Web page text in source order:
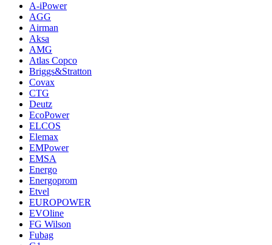
A-iPower
AGG
Airman
Aksa
AMG
Atlas Copco
Briggs&Stratton
Covax
CTG
Deutz
EcoPower
ELCOS
Elemax
EMPower
EMSA
Energo
Energoprom
Etvel
EUROPOWER
EVOline
FG Wilson
Fubag